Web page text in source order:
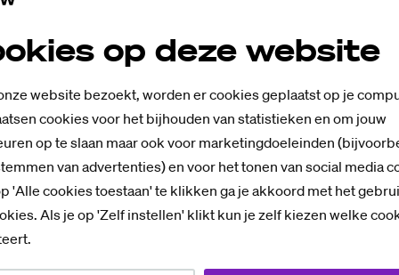
op deze website
website bezoekt, worden er cookies geplaatst op je
cookies voor het bijhouden van statistieken en om jouw
op te slaan maar ook voor marketingdoeleinden
van advertenties) en voor het tonen van social media
'Alle cookies toestaan' te klikken ga je akkoord met het
Als je op 'Zelf instellen' klikt kun je zelf kiezen welke
doing this thesis, I
knowledge
system and
technology’